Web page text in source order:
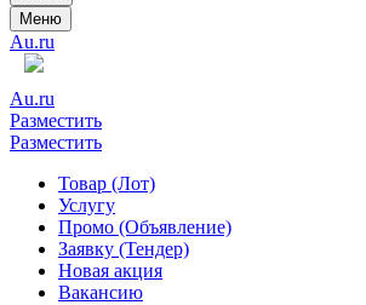
Меню
Au.ru
Au.ru
Разместить
Разместить
Товар (Лот)
Услугу
Промо (Объявление)
Заявку (Тендер)
Новая акция
Вакансию